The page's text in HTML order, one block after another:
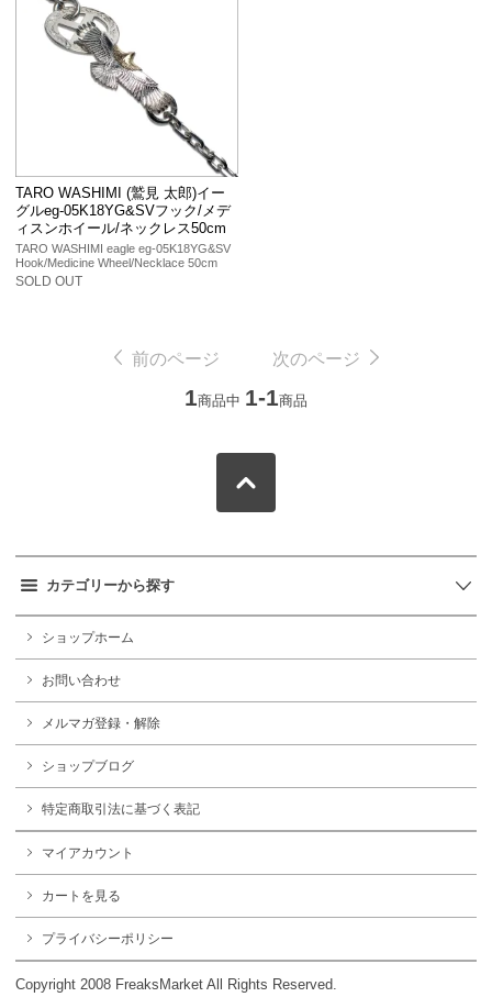
TARO WASHIMI (鷲見 太郎)イー
グルeg-05K18YG&SVフック/メデ
ィスンホイール/ネックレス50cm
TARO WASHIMI eagle eg-05K18YG&SV
Hook/Medicine Wheel/Necklace 50cm
SOLD OUT
前のページ 次のページ
1商品中 1-1商品
カテゴリーから探す
ショップホーム
お問い合わせ
メルマガ登録・解除
ショップブログ
特定商取引法に基づく表記
マイアカウント
カートを見る
プライバシーポリシー
Copyright 2008 FreaksMarket All Rights Reserved.